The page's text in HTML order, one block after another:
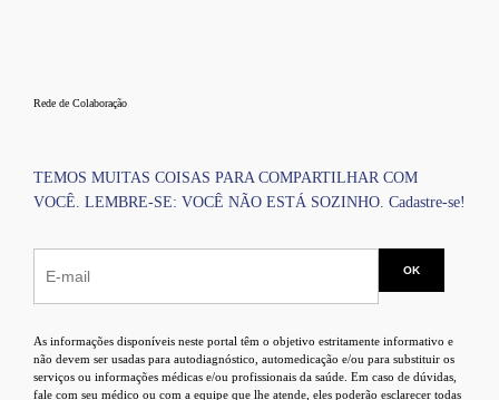
Rede de Colaboração
TEMOS MUITAS COISAS PARA COMPARTILHAR COM
VOCÊ. LEMBRE-SE: VOCÊ NÃO ESTÁ SOZINHO. Cadastre-se!
As informações disponíveis neste portal têm o objetivo estritamente informativo e
não devem ser usadas para autodiagnóstico, automedicação e/ou para substituir os
serviços ou informações médicas e/ou profissionais da saúde. Em caso de dúvidas,
fale com seu médico ou com a equipe que lhe atende, eles poderão esclarecer todas